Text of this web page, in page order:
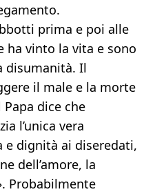
prima e poi alle
ha vinto la vita e sono
disumanità. Il
il male e la morte
dice che
l’unica vera
e dignità ai diseredati,
dell’amore, la
Probabilmente